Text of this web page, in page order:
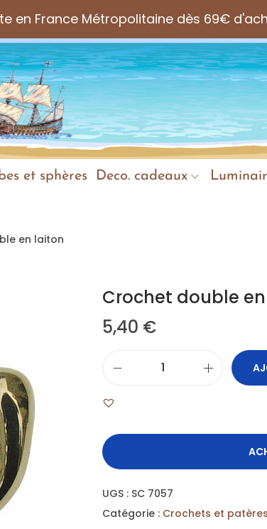
en France Métropolitaine dès 69€
et sphères Deco. cadeaux
en laiton
Crochet double
5,40 €
UGS : SC 7057
Catégorie : Crochets et patères